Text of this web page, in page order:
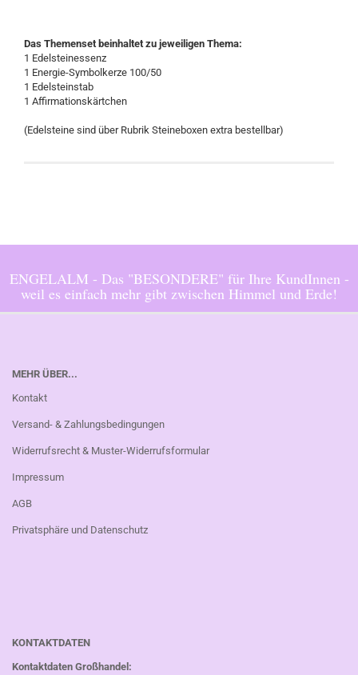
Das Themenset beinhaltet zu jeweiligen Thema:
1 Edelsteinessenz
1 Energie-Symbolkerze 100/50
1 Edelsteinstab
1 Affirmationskärtchen
(Edelsteine sind über Rubrik Steineboxen extra bestellbar)
ENGELALM - Das "BESONDERE" für Ihre KundInnen -
weil es einfach mehr gibt zwischen Himmel und Erde!
MEHR ÜBER...
Kontakt
Versand- & Zahlungsbedingungen
Widerrufsrecht & Muster-Widerrufsformular
Impressum
AGB
Privatsphäre und Datenschutz
KONTAKTDATEN
Kontaktdaten Großhandel: